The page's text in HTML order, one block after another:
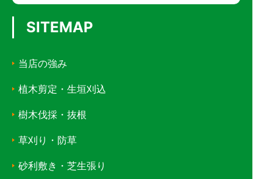
SITEMAP
当店の強み
植木剪定・生垣刈込
樹木伐採・抜根
草刈り・防草
砂利敷き・芝生張り